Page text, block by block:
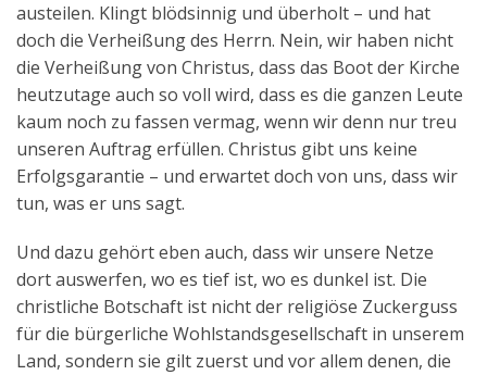
austeilen. Klingt blödsinnig und überholt – und hat
doch die Verheißung des Herrn. Nein, wir haben nicht
die Verheißung von Christus, dass das Boot der Kirche
heutzutage auch so voll wird, dass es die ganzen Leute
kaum noch zu fassen vermag, wenn wir denn nur treu
unseren Auftrag erfüllen. Christus gibt uns keine
Erfolgsgarantie – und erwartet doch von uns, dass wir
tun, was er uns sagt.
Und dazu gehört eben auch, dass wir unsere Netze
dort auswerfen, wo es tief ist, wo es dunkel ist. Die
christliche Botschaft ist nicht der religiöse Zuckerguss
für die bürgerliche Wohlstandsgesellschaft in unserem
Land, sondern sie gilt zuerst und vor allem denen, die